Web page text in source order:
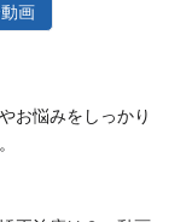
画
お悩みをしっかり